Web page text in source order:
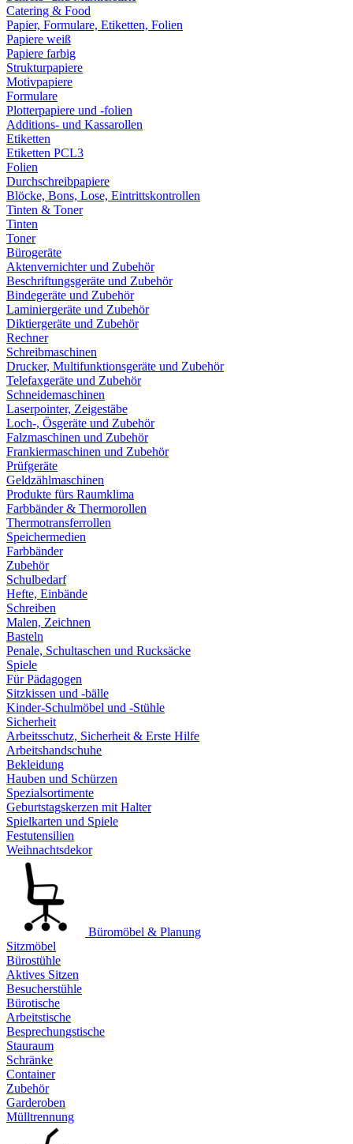
Catering & Food
Papier, Formulare, Etiketten, Folien
Papiere weiß
Papiere farbig
Strukturpapiere
Motivpapiere
Formulare
Plotterpapiere und -folien
Additions- und Kassarollen
Etiketten
Etiketten PCL3
Folien
Durchschreibpapiere
Blöcke, Bons, Lose, Eintrittskontrollen
Tinten & Toner
Tinten
Toner
Bürogeräte
Aktenvernichter und Zubehör
Beschriftungsgeräte und Zubehör
Bindegeräte und Zubehör
Laminiergeräte und Zubehör
Diktiergeräte und Zubehör
Rechner
Schreibmaschinen
Drucker, Multifunktionsgeräte und Zubehör
Telefaxgeräte und Zubehör
Schneidemaschinen
Laserpointer, Zeigestäbe
Loch-, Ösgeräte und Zubehör
Falzmaschinen und Zubehör
Frankiermaschinen und Zubehör
Prüfgeräte
Geldzählmaschinen
Produkte fürs Raumklima
Farbbänder & Thermorollen
Thermotransferrollen
Speichermedien
Farbbänder
Zubehör
Schulbedarf
Hefte, Einbände
Schreiben
Malen, Zeichnen
Basteln
Penale, Schultaschen und Rucksäcke
Spiele
Für Pädagogen
Sitzkissen und -bälle
Kinder-Schulmöbel und -Stühle
Sicherheit
Arbeitsschutz, Sicherheit & Erste Hilfe
Arbeitshandschuhe
Bekleidung
Hauben und Schürzen
Spezialsortimente
Geburtstagskerzen mit Halter
Spielkarten und Spiele
Festutensilien
Weihnachtsdekor
Büromöbel & Planung
Sitzmöbel
Bürostühle
Aktives Sitzen
Besucherstühle
Bürotische
Arbeitstische
Besprechungstische
Stauraum
Schränke
Container
Zubehör
Garderoben
Mülltrennung